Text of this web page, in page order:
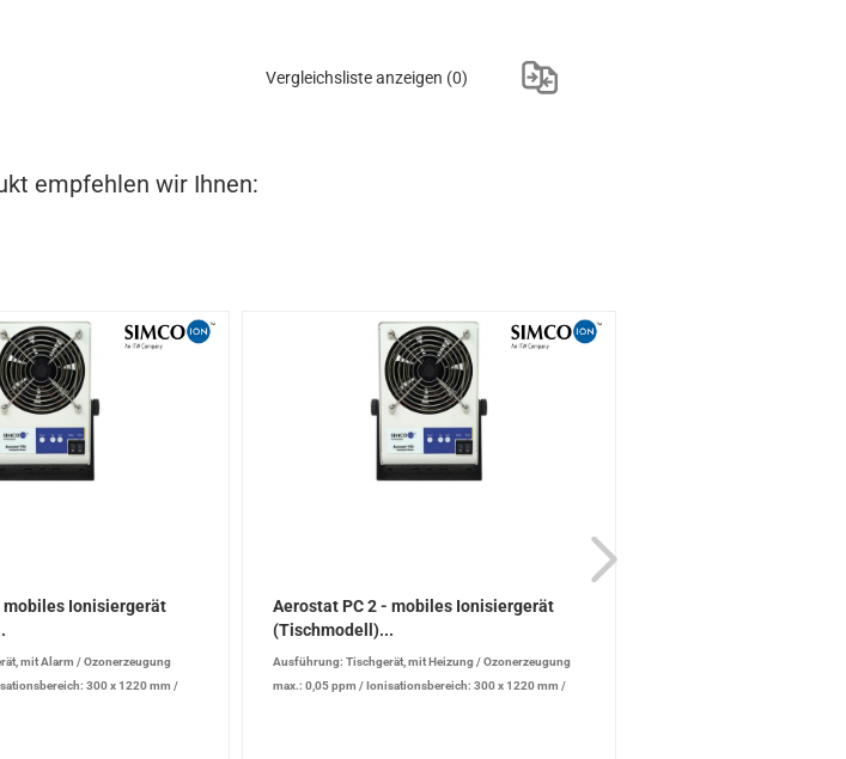
Vergleichsliste anzeigen (0)
empfehlen wir Ihnen:
mobiles Ionisiergerät
mit Alarm /Ozonerzeugung
300 x 1220 mm /
Aerostat PC 2 - mobiles Ionisiergerät
(Tischmodell)...
Ausführung: Tischgerät, mit Heizung/Ozonerzeugung
max.: 0,05 ppm /Ionisationsbereich: 300 x 1220 mm /